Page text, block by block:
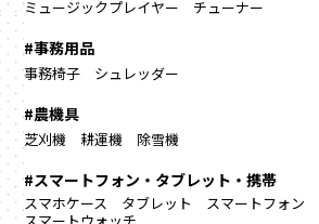
ミュージックプレイヤー
チューナー
#事務用品
事務椅子 シュレッダー
#農機具
芝刈機 耕運機 除雪機
#スマートフォン・タブレット・携帯
スマホケース タブレット スマートフォン